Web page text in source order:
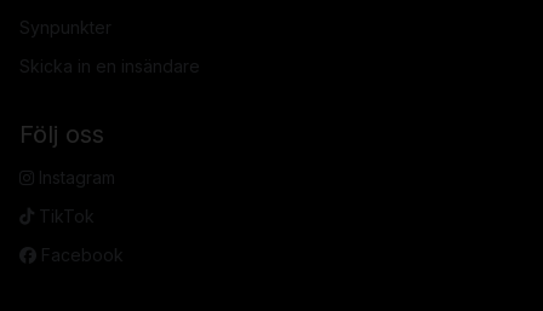
Synpunkter
Skicka in en insändare
Följ oss
Instagram
TikTok
Facebook